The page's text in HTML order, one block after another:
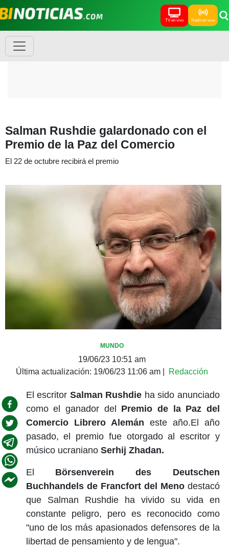
TV en vivo Radio en vivo
Salman Rushdie galardonado con el
Premio de la Paz del Comercio
El 22 de octubre recibirá el premio
MUNDO
19/06/23 10:51 am
Última actualización: 19/06/23 11:06 am Redacción
El escritor Salman Rushdie ha sido anunciado
como el ganador del Premio de la Paz del
Comercio Librero Alemán este año.El año
pasado, el premio fue otorgado al escritor y
músico ucraniano Serhij Zhadan.
El Börsenverein des Deutschen
Buchhandels de Francfort del Menodestacó
que Salman Rushdie ha vivido su vida en
constante peligro, pero es reconocido como
"uno de los más apasionados defensores de la
libertad de pensamiento y de lengua".